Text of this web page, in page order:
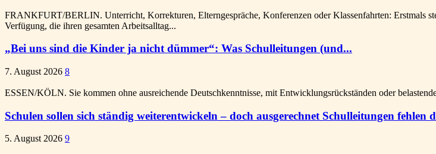
FRANKFURT/BERLIN. Unterricht, Korrekturen, Elterngespräche, Konferenzen oder Klassenfahrten: Erstmals
Verfügung, die ihren gesamten Arbeitsalltag...
„Bei uns sind die Kinder ja nicht dümmer“: Was Schulleitungen (und...
7. August 2026 8
ESSEN/KÖLN. Sie kommen ohne ausreichende Deutschkenntnisse, mit Entwicklungsrückständen oder
Schulen sollen sich ständig weiterentwickeln – doch ausgerechnet Schulleitungen fehlen
5. August 2026 9